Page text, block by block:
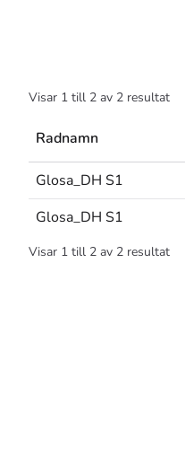
Visar 1 till 2 av 2 resultat
Radnamn
Glosa_DH S1
Glosa_DH S1
Visar 1 till 2 av 2 resultat